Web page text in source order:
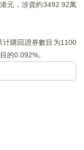
元，涉資約3492.92萬
購回證券數目为1100
的0.092%。